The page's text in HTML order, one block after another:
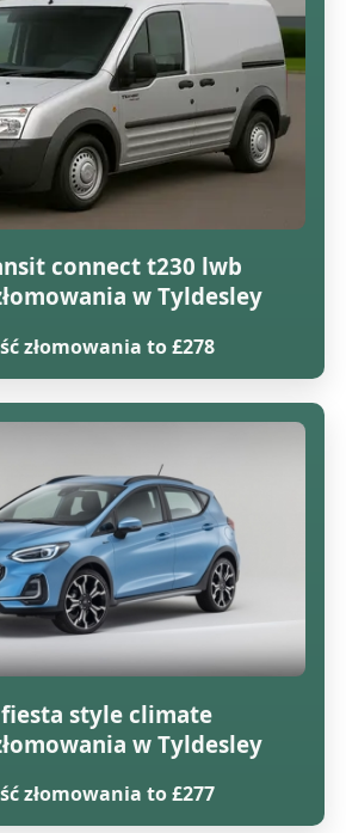
connect t230 lwb
w Tyldesley
złomowania to £278
style climate
w Tyldesley
złomowania to £277